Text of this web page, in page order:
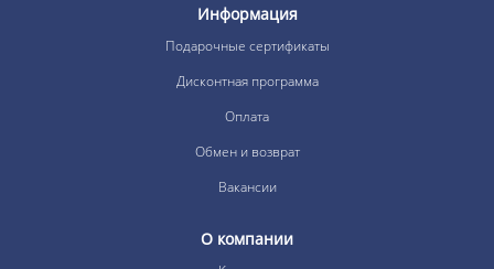
Информация
Подарочные сертификаты
Дисконтная программа
Оплата
Обмен и возврат
Вакансии
О компании